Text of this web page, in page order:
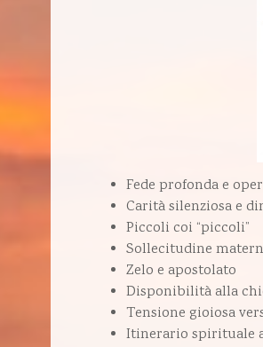
Fede profonda e
Carità silenziosa e
Piccoli coi “piccoli”
Sollecitudine
Zelo e apostolato
Disponibilità alla
Tensione gioiosa
Itinerario spirituale